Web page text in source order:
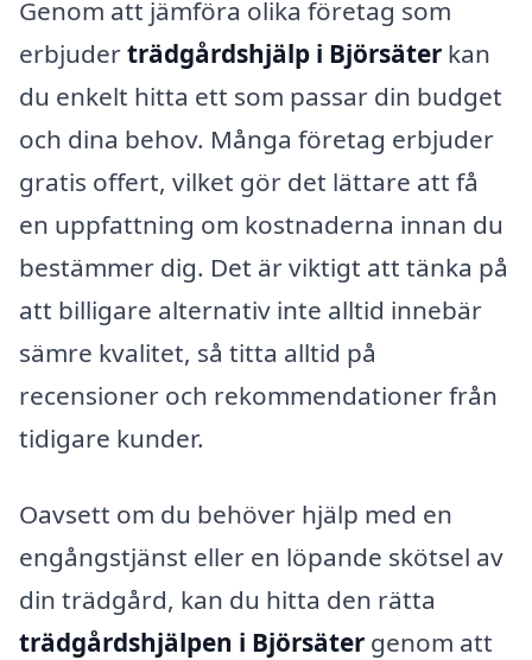
Genom att jämföra olika företag som
erbjuderträdgårdshjälp i Björsäter kan
du enkelt hitta ett som passar din budget
och dina behov. Många företag erbjuder
gratis offert, vilket gör det lättare att få
en uppfattning om kostnaderna innan du
bestämmer dig. Det är viktigt att tänka på
att billigare alternativ inte alltid innebär
sämre kvalitet, så titta alltid på
recensioner och rekommendationer från
tidigare kunder.
Oavsett om du behöver hjälp med en
engångstjänst eller en löpande skötsel av
din trädgård, kan du hitta den rätta
trädgårdshjälpen i Björsäter genom att